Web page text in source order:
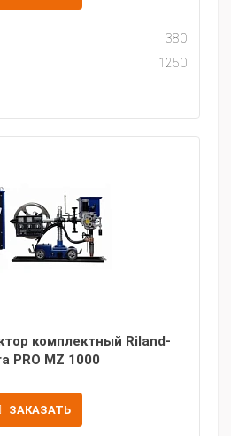
380
1250
комплектный Riland-
PRO MZ 1000
ЗАКАЗАТЬ